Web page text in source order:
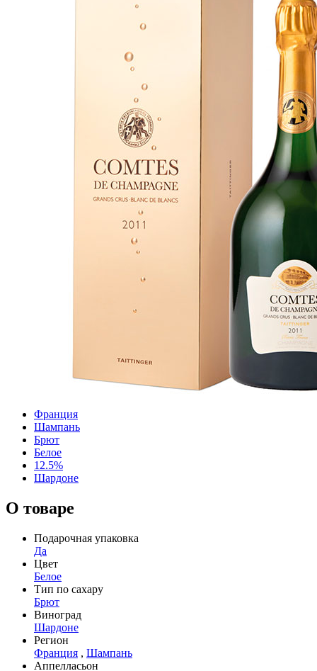
Франция
Шампань
Брют
Белое
12.5%
Шардоне
О товаре
Подарочная упаковка
Да
Цвет
Белое
Тип по сахару
Брют
Виноград
Шардоне
Регион
Франция , Шампань
Аппелласьон